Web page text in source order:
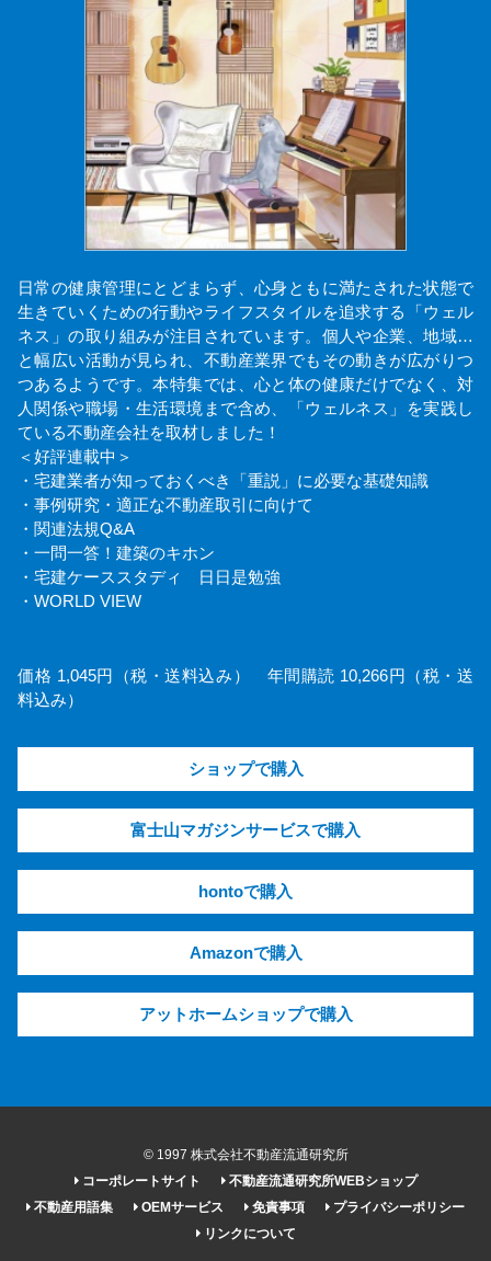
日常の健康管理にとどまらず、心身ともに満たされた状態で
生きていくための行動やライフスタイルを追求する「ウェル
ネス」の取り組みが注目されています。個人や企業、地域…
と幅広い活動が見られ、不動産業界でもその動きが広がりつ
つあるようです。本特集では、心と体の健康だけでなく、対
人関係や職場・生活環境まで含め、「ウェルネス」を実践し
ている不動産会社を取材しました！
＜好評連載中＞
・宅建業者が知っておくべき「重説」に必要な基礎知識
・事例研究・適正な不動産取引に向けて
・関連法規Q&A
・一問一答！建築のキホン
・宅建ケーススタディ 日日是勉強
・WORLD VIEW
価格 1,045円（税・送料込み） 年間購読 10,266円（税・送
料込み）
ショップで購入
富士山マガジンサービスで購入
hontoで購入
Amazonで購入
アットホームショップで購入
© 1997 株式会社不動産流通研究所
コーポレートサイト
不動産流通研究所WEBショップ
不動産用語集
OEMサービス 免責事項
プライバシーポリシー
リンクについて